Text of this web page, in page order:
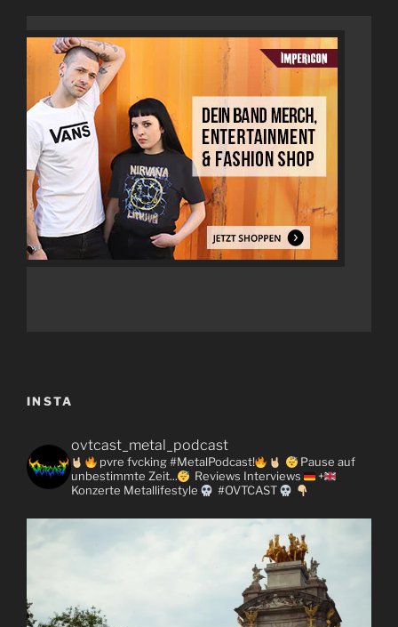
INSTA
ovtcast_metal_podcast
pvre fvcking #MetalPodcast!
Pause auf
unbestimmte Zeit...
Reviews Interviews
+
Konzerte Metallifestyle #OVTCAST